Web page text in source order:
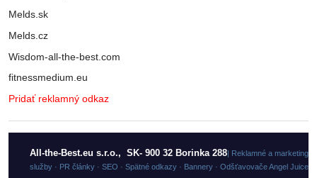
Melds.sk
Melds.cz
Wisdom-all-the-best.com
fitnessmedium.eu
Pridať reklamný odkaz
All-the-Best.eu s.r.o., SK- 900 32 Borinka 288 | Reklamné a
služby · PR články · SEO · Spätné odkazy · Bannery · Odšťavovače Angel Juicer